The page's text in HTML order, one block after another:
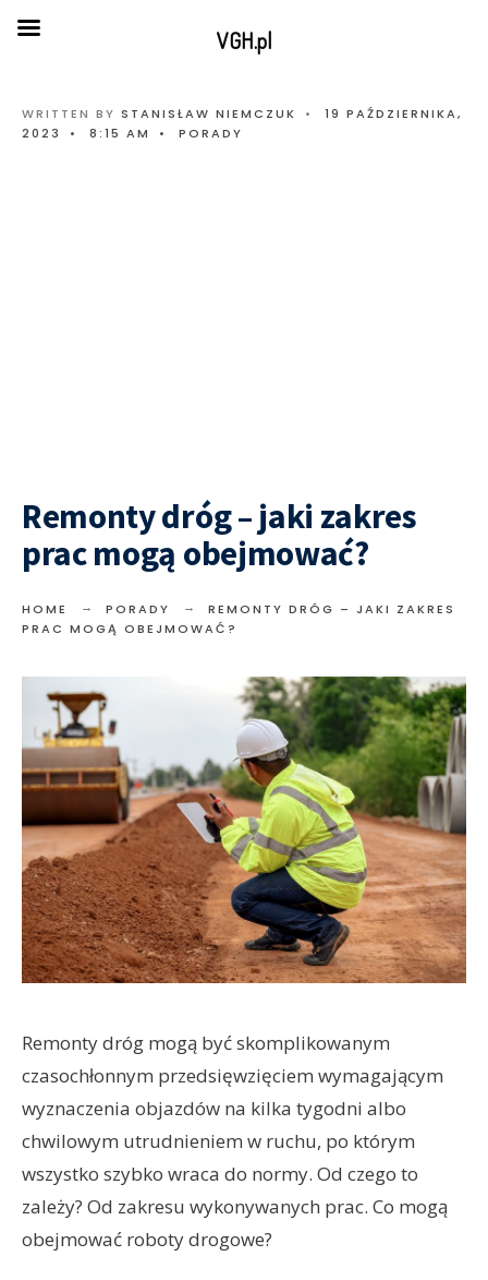
WRITTEN BY STANISŁAW NIEMCZUK •
19 PAŹDZIERNIKA,
2023
• 8:15 AM • PORADY
Remonty dróg – jaki zakres
prac mogą obejmować?
HOME PORADY
REMONTY DRÓG – JAKI ZAKRES
PRAC MOGĄ OBEJMOWAĆ?
Remonty dróg mogą być skomplikowanym
czasochłonnym przedsięwzięciem wymagającym
wyznaczenia objazdów na kilka tygodni albo
chwilowym utrudnieniem w ruchu, po którym
wszystko szybko wraca do normy. Od czego to
zależy? Od zakresu wykonywanych prac. Co mogą
obejmować roboty drogowe?
VGH.pl